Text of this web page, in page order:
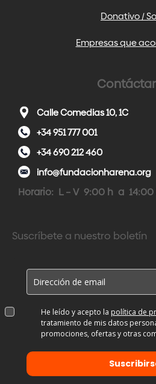
Donativo /
Empresas que
Calle Comedias 10, 1C
+34 951 777 001
+34 690 212 460
info@fundacionharena.org
Horario: L – V 9:00 h a 14:00
Suscríbete a nuestro boletín
He leído y acepto la política de
tratamiento de mis datos
promociones, ofertas y otras